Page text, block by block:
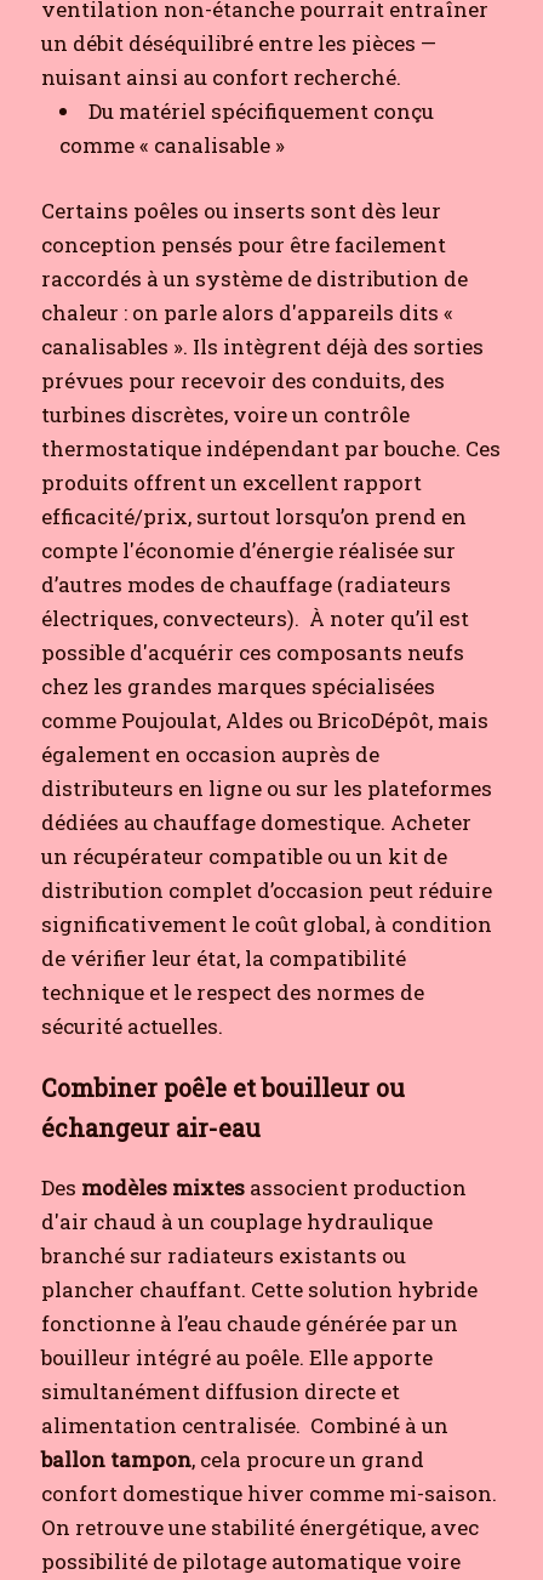
ventilation non-étanche pourrait entraîner
un débit déséquilibré entre les pièces —
nuisant ainsi au confort recherché.
Du matériel spécifiquement conçu
comme « canalisable »
Certains poêles ou inserts sont dès leur
conception pensés pour être facilement
raccordés à un système de distribution de
chaleur : on parle alors d'appareils dits «
canalisables ». Ils intègrent déjà des sorties
prévues pour recevoir des conduits, des
turbines discrètes, voire un contrôle
thermostatique indépendant par bouche. Ces
produits offrent un excellent rapport
efficacité/prix, surtout lorsqu’on prend en
compte l'économie d’énergie réalisée sur
d’autres modes de chauffage (radiateurs
électriques, convecteurs). À noter qu’il est
possible d'acquérir ces composants neufs
chez les grandes marques spécialisées
comme Poujoulat, Aldes ou BricoDépôt, mais
également en occasion auprès de
distributeurs en ligne ou sur les plateformes
dédiées au chauffage domestique. Acheter
un récupérateur compatible ou un kit de
distribution complet d’occasion peut réduire
significativement le coût global, à condition
de vérifier leur état, la compatibilité
technique et le respect des normes de
sécurité actuelles.
Combiner poêle et bouilleur ou
échangeur air-eau
Des modèles mixtes associent production
d'air chaud à un couplage hydraulique
branché sur radiateurs existants ou
plancher chauffant. Cette solution hybride
fonctionne à l’eau chaude générée par un
bouilleur intégré au poêle. Elle apporte
simultanément diffusion directe et
alimentation centralisée. Combiné à un
ballon tampon, cela procure un grand
confort domestique hiver comme mi-saison.
On retrouve une stabilité énergétique, avec
possibilité de pilotage automatique voire